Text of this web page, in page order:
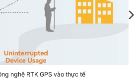
nghệ RTK GPS vào thực tế